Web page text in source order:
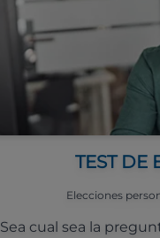
TEST DE
Elecciones
Sea cual sea la